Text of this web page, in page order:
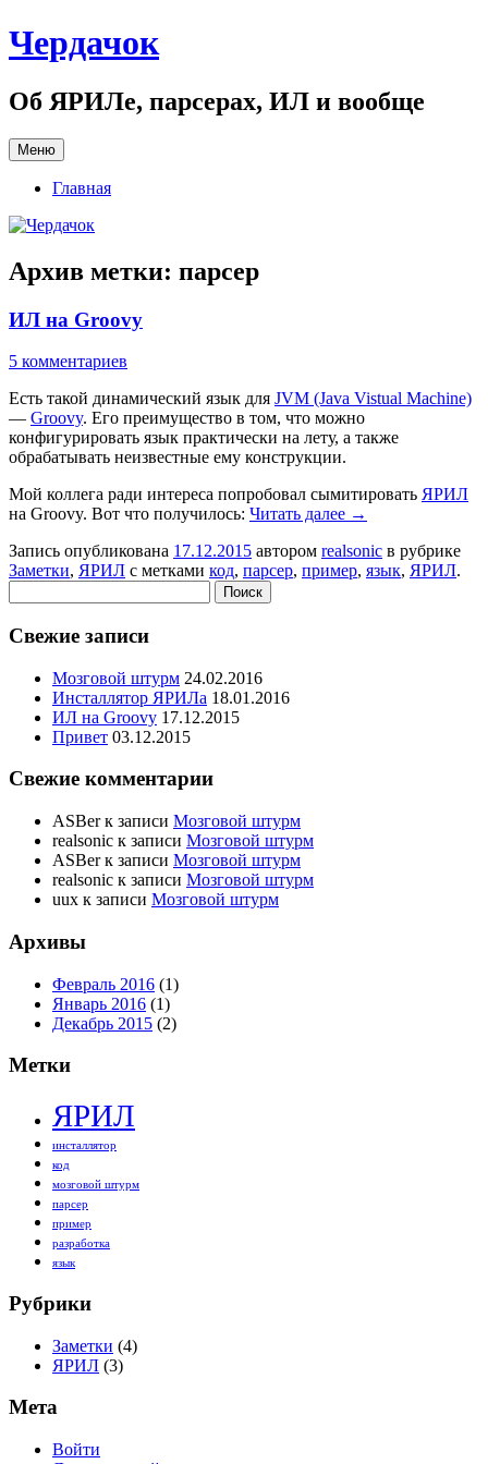
Перейти
к
Чердачок
Об ЯРИЛе, парсерах, ИЛ и вообще
Меню
Главная
Архив метки: парсер
ИЛ на Groovy
5 комментариев
Есть такой динамический язык для JVM (Java Vistual Machine)
— Groovy. Его преимущество в том, что можно
конфигурировать язык практически на лету, а также
обрабатывать неизвестные ему конструкции.
Мой коллега ради интереса попробовал сымитировать ЯРИЛ
на Groovy. Вот что получилось: Читать далее →
Запись опубликована 17.12.2015 автором realsonic в рубрике
Заметки, ЯРИЛ с метками код, парсер, пример, язык, ЯРИЛ.
Свежие записи
Мозговой штурм 24.02.2016
Инсталлятор ЯРИЛа 18.01.2016
ИЛ на Groovy 17.12.2015
Привет 03.12.2015
Свежие комментарии
ASBerк записи Мозговой штурм
realsonic к записи Мозговой штурм
ASBerк записи Мозговой штурм
realsonic к записи Мозговой штурм
uux к записи Мозговой штурм
Архивы
Февраль 2016 (1)
Январь 2016 (1)
Декабрь 2015 (2)
Метки
ЯРИЛ
инсталлятор
код
мозговой штурм
парсер
пример
разработка
язык
Рубрики
Заметки (4)
ЯРИЛ (3)
Мета
Войти